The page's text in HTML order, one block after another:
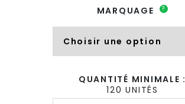
MARQUAGE ?
QUANTITÉ MINIMALE :
120 UNITÉS
quantité